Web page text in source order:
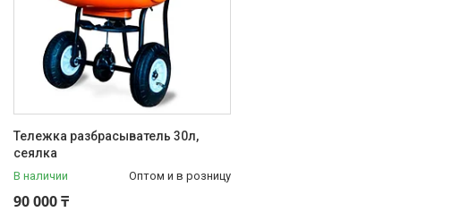
Тележка разбрасыватель 30л,
сеялка
В наличии Оптом и в розницу
90 000 ₸